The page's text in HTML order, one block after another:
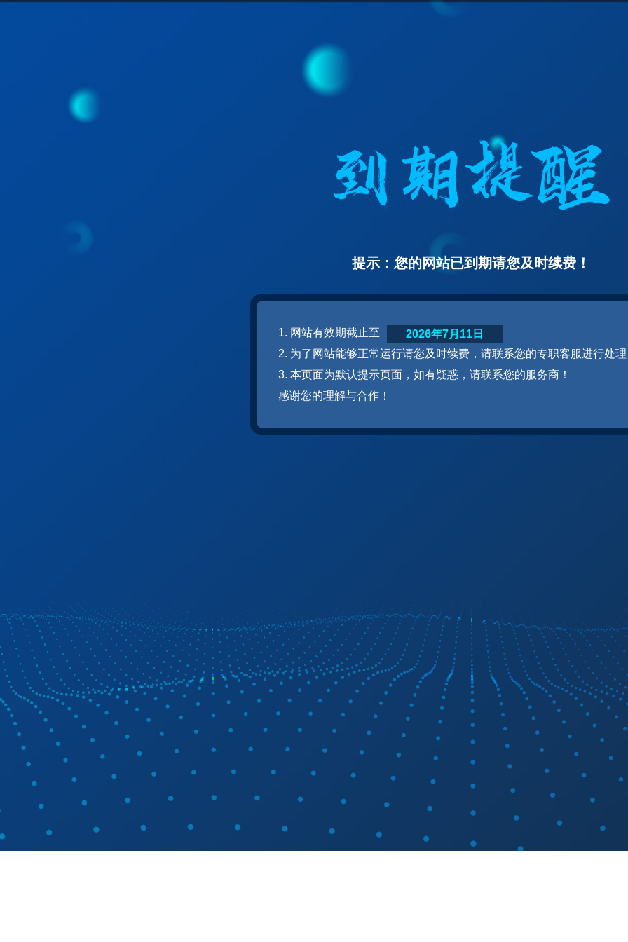
提示：您的网站已到期请您及时续费！
1. 网站有效期截止至
2. 为了网站能够正常运行请您及时续费，请联系您的专职客服进行处
3. 本页面为默认提示页面，如有疑惑，请联系您的服务商！
感谢您的理解与合作！
2026年7月11日